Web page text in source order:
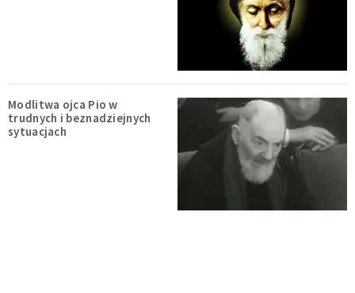
Modlitwa ojca Pio w
trudnych i beznadziejnych
sytuacjach